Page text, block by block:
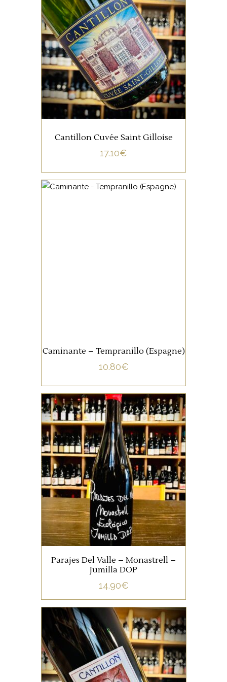
Cette Lambic de deux ans
d’âge a été houblonné à
froid, avec du houblon frais
de type Hallertau Mittelfrüh.
On retrouve une
combinaison acidité -
amertume tout en équilibre.
AJOUTER AU PANIER
Cantillon Cuvée Saint Gilloise
17.10€
Caminante – Tempranillo (Espagne)
10.80€
ETRANGERS
Un pur Mourvèdre, de son
nom espagnol le Monastrell,
mûre, généreux, dont
l’implantation en altitude
permet de conserver un bel
équilibre sur la fraîcheur.
AJOUTER AU PANIER
Parajes Del Valle – Monastrell –
Jumilla DOP
14.90€
ETRANGERS
Assemblage de Lambics de
16 à 18 mois avec du raisin :